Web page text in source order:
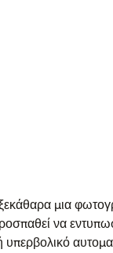
μια
να